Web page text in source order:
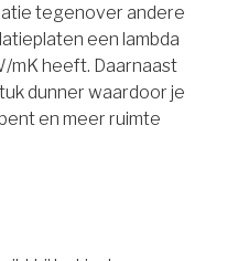
tegenover andere
een lambda
mK heeft. Daarnaast
dunner waardoor je
en meer ruimte